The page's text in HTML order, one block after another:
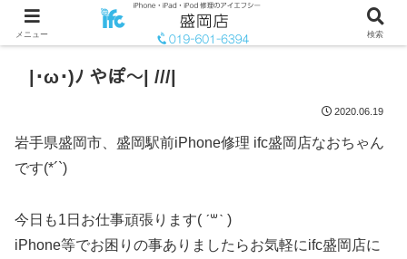
|･ω･)ﾉ やぽ～| ///|
2020.06.19
岩手県盛岡市、盛岡駅前iPhone修理 ifc盛岡店なおちゃん
です(*´`)
今日も1日お仕事頑張ります( ˊ꒳ˋ )
iPhone等でお困りの事ありましたらお気軽にifc盛岡店に
メニュー 検索